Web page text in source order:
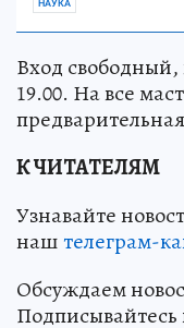
НАУКА
Вход
19.00. На все
К ЧИТАТЕЛЯМ
Узнавайте
наштелеграм-
Обсуждаем
Подписывайтесь